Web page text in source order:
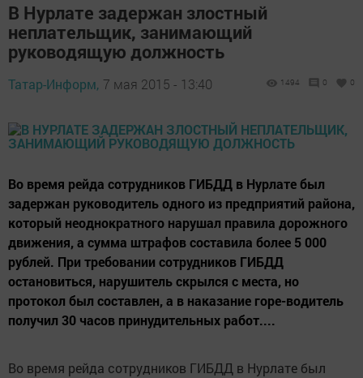
В Нурлате задержан злостный
неплательщик, занимающий
руководящую должность
Татар-Информ, 7 мая 2015 - 13:40 1494 0 0
Во время рейда сотрудников ГИБДД в Нурлате был
задержан руководитель одного из предприятий района,
который неоднократного нарушал правила дорожного
движения, а сумма штрафов составила более 5 000
рублей. При требовании сотрудников ГИБДД
остановиться, нарушитель скрылся с места, но
протокол был составлен, а в наказание горе-водитель
получил 30 часов принудительных работ....
Во время рейда сотрудников ГИБДД в Нурлате был